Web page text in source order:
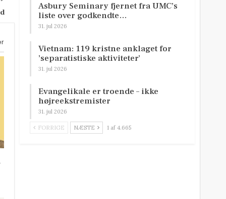
Asbury Seminary fjernet fra UMC’s
liste over godkendte…
31. jul 2026
Vietnam: 119 kristne anklaget for
’separatistiske aktiviteter’
31. jul 2026
Evangelikale er troende – ikke
højreekstremister
31. jul 2026
FORRIGE NÆSTE 1 af 4.665